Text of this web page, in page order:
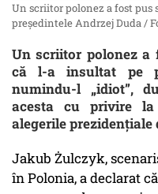
Un scriitor polonez a fost pus
președintele Andrzej Duda /
Un scriitor polonez a
că l-a insultat pe
numindu-l „idiot”,
acesta cu privire
alegerile prezidențiale
Jakub Żulczyk,
în Polonia, a declarat